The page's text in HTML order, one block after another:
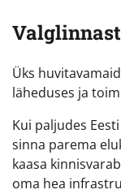
Üks
läheduses ja
Kui paljudes
sinna parema
kaasa
oma hea